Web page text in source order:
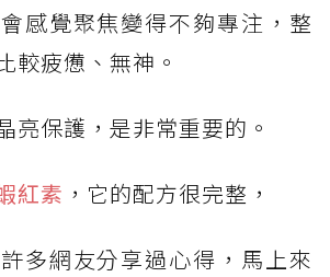
感覺聚焦變得不夠專注，整
較疲憊、無神。
亮保護，是非常重要的。
紅素 ，它的配方很完整，
多網友分享過心得，馬上來